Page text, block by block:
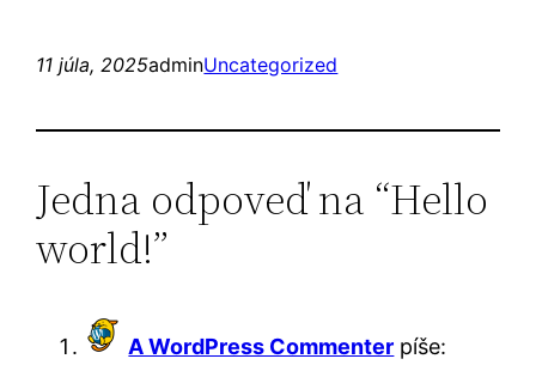
11 júla, 2025adminUncategorized
Jedna odpoveď na “Hello
world!”
A WordPress Commenter píše: